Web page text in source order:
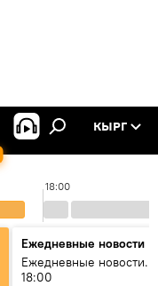
КЫРГ
18:00
Ежедневные новости
Ежедневные новости.
18:00